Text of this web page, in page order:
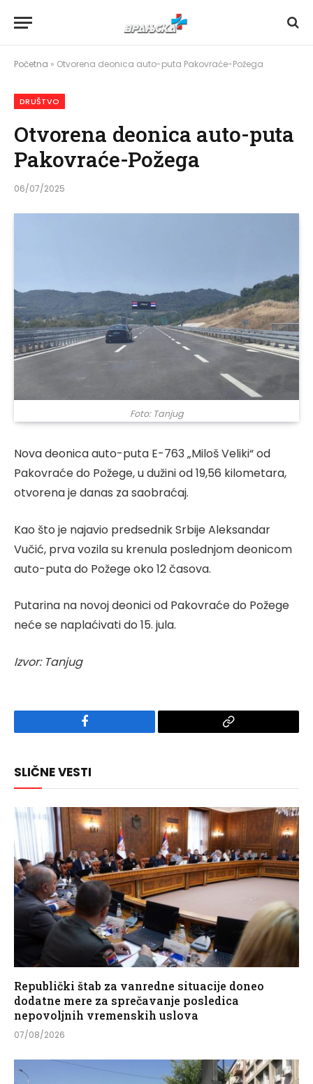
Početna » Otvorena deonica auto-puta Pakovraće-Požega
DRUŠTVO
Otvorena deonica auto-puta
Pakovraće-Požega
06/07/2025
Foto: Tanjug
Nova deonica auto-puta E-763 „Miloš Veliki“ od
Pakovraće do Požege, u dužini od 19,56 kilometara,
otvorena je danas za saobraćaj.
Kao što je najavio predsednik Srbije Aleksandar
Vučić, prva vozila su krenula poslednjom deonicom
auto-puta do Požege oko 12 časova.
Putarina na novoj deonici od Pakovraće do Požege
neće se naplaćivati do 15. jula.
Izvor: Tanjug
Facebook
Copy
SLIČNE VESTI
Republički štab za vanredne situacije doneo
dodatne mere za sprečavanje posledica
nepovoljnih vremenskih uslova
07/08/2026